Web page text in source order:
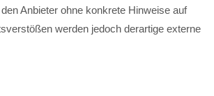
Anbieter ohne konkrete Hinweise auf
werden jedoch derartige externe